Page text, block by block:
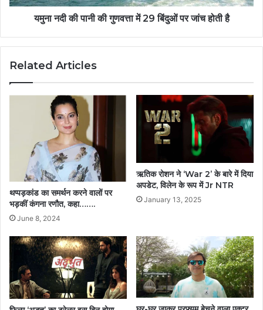
यमुना नदी की पानी की गुणवत्ता में 29 बिंदुओं पर जांच होती है
Related Articles
थप्पड़कांड का समर्थन करने वालों पर
भड़कीं कंगना रणौत, कहा…….
June 8, 2024
ऋतिक रोशन ने ‘War 2’ के बारे में दिया
अपडेट, विलेन के रूप में Jr NTR
January 13, 2025